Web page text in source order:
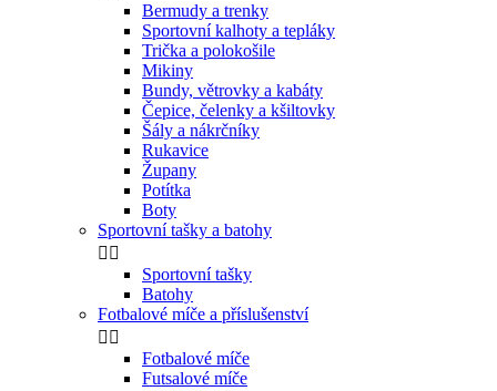
Bermudy a trenky
Sportovní kalhoty a tepláky
Trička a polokošile
Mikiny
Bundy, větrovky a kabáty
Čepice, čelenky a kšiltovky
Šály a nákrčníky
Rukavice
Župany
Potítka
Boty
Sportovní tašky a batohy
 
Sportovní tašky
Batohy
Fotbalové míče a příslušenství
 
Fotbalové míče
Futsalové míče